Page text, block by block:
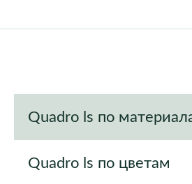
Quadro ls по
Quadro ls по цветам